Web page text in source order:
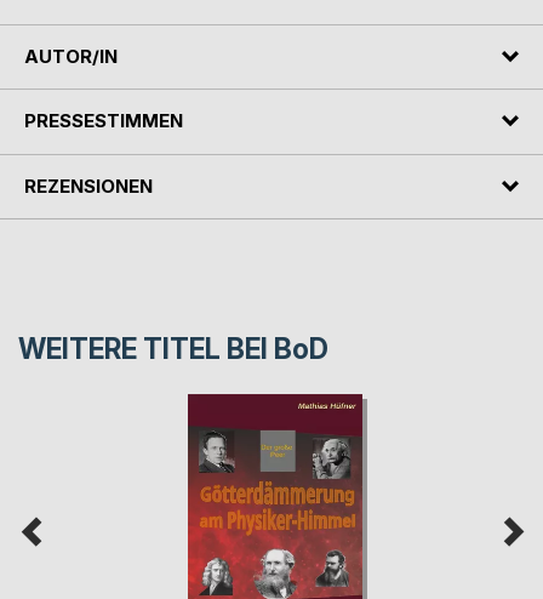
AUTOR/IN
PRESSESTIMMEN
REZENSIONEN
WEITERE TITEL BEI BoD